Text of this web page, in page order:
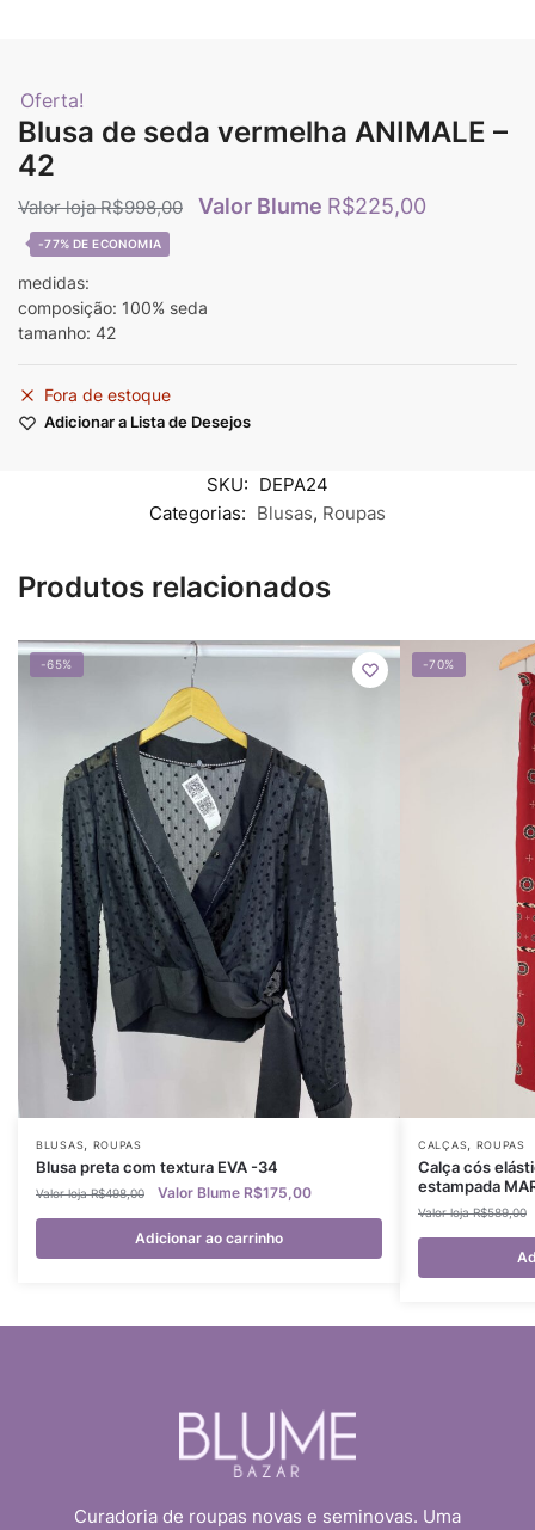
Oferta!
Blusa de seda vermelha ANIMALE –
42
R$998,00 R$225,00
-77%
medidas:
composição: 100% seda
tamanho: 42
Fora de estoque
Adicionar a Lista de Desejos
SKU: DEPA24
Categorias: Blusas, Roupas
Produtos relacionados
-65%
BLUSAS ROUPAS
Blusa preta com textura EVA -34
R$498,00 R$175,00
Adicionar ao carrinho
-70%
CALÇAS ROUPAS
Calça cós
estampada
R$589,00
Curadoria de roupas novas e seminovas. Uma